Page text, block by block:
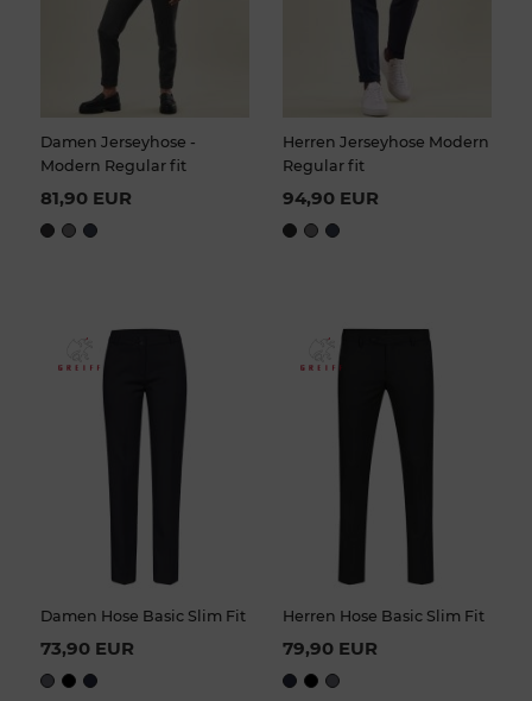
Damen Jerseyhose -
Modern Regular fit
81,90 EUR
Herren Jerseyhose Modern
Regular fit
94,90 EUR
Damen Hose Basic Slim Fit
73,90 EUR
Herren Hose Basic Slim Fit
79,90 EUR